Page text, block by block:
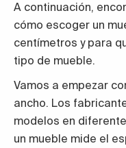
A continuación,
cómo escoger un
centímetros y para
tipo de mueble.
Vamos a empezar
ancho. Los
modelos en
un mueble mide el